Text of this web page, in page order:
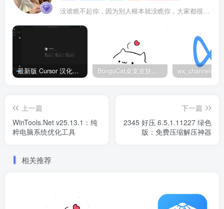
没谁瞧不起你，因为别人根本就没瞧你，大家都很忙的
最新版 Cursor 汉化设置中文教程（两种简单方法，附中文语言包下载） BongoCat桌宠皮肤包大全：20款主题皮肤免费下载
上一篇
WinTools.Net v25.13.1：纯
粹电脑系统优化工具
下一篇
2345 好压 6.5.1.11227 绿色
版：免费压缩解压神器
相关推荐